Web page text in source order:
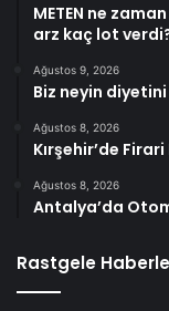
METEN ne
arz kaç lot
Ağustos 9, 2026
Biz neyin
Ağustos 8, 2026
Kırşehir’de
Ağustos 8, 2026
Antalya’da
Rastgele